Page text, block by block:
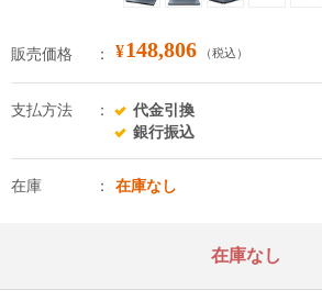
販売価格 ¥148,806 （税込）
支払方法
代金引換
銀行振込
在庫 在庫なし
在庫なし